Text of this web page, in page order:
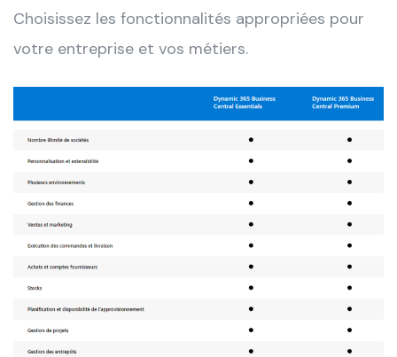
Choisissez les fonctionnalités appropriées pour
votre entreprise et vos métiers.